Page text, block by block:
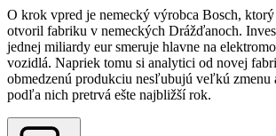
O krok vpred je nemecký výrobca Bosch,
otvoril fabriku v nemeckých Drážďanoch.
jednej miliardy eur smeruje hlavne na
vozidlá. Napriek tomu si analytici od novej
obmedzenú produkciu nesľubujú veľkú zmenu
podľa nich pretrvá ešte najbližší rok.